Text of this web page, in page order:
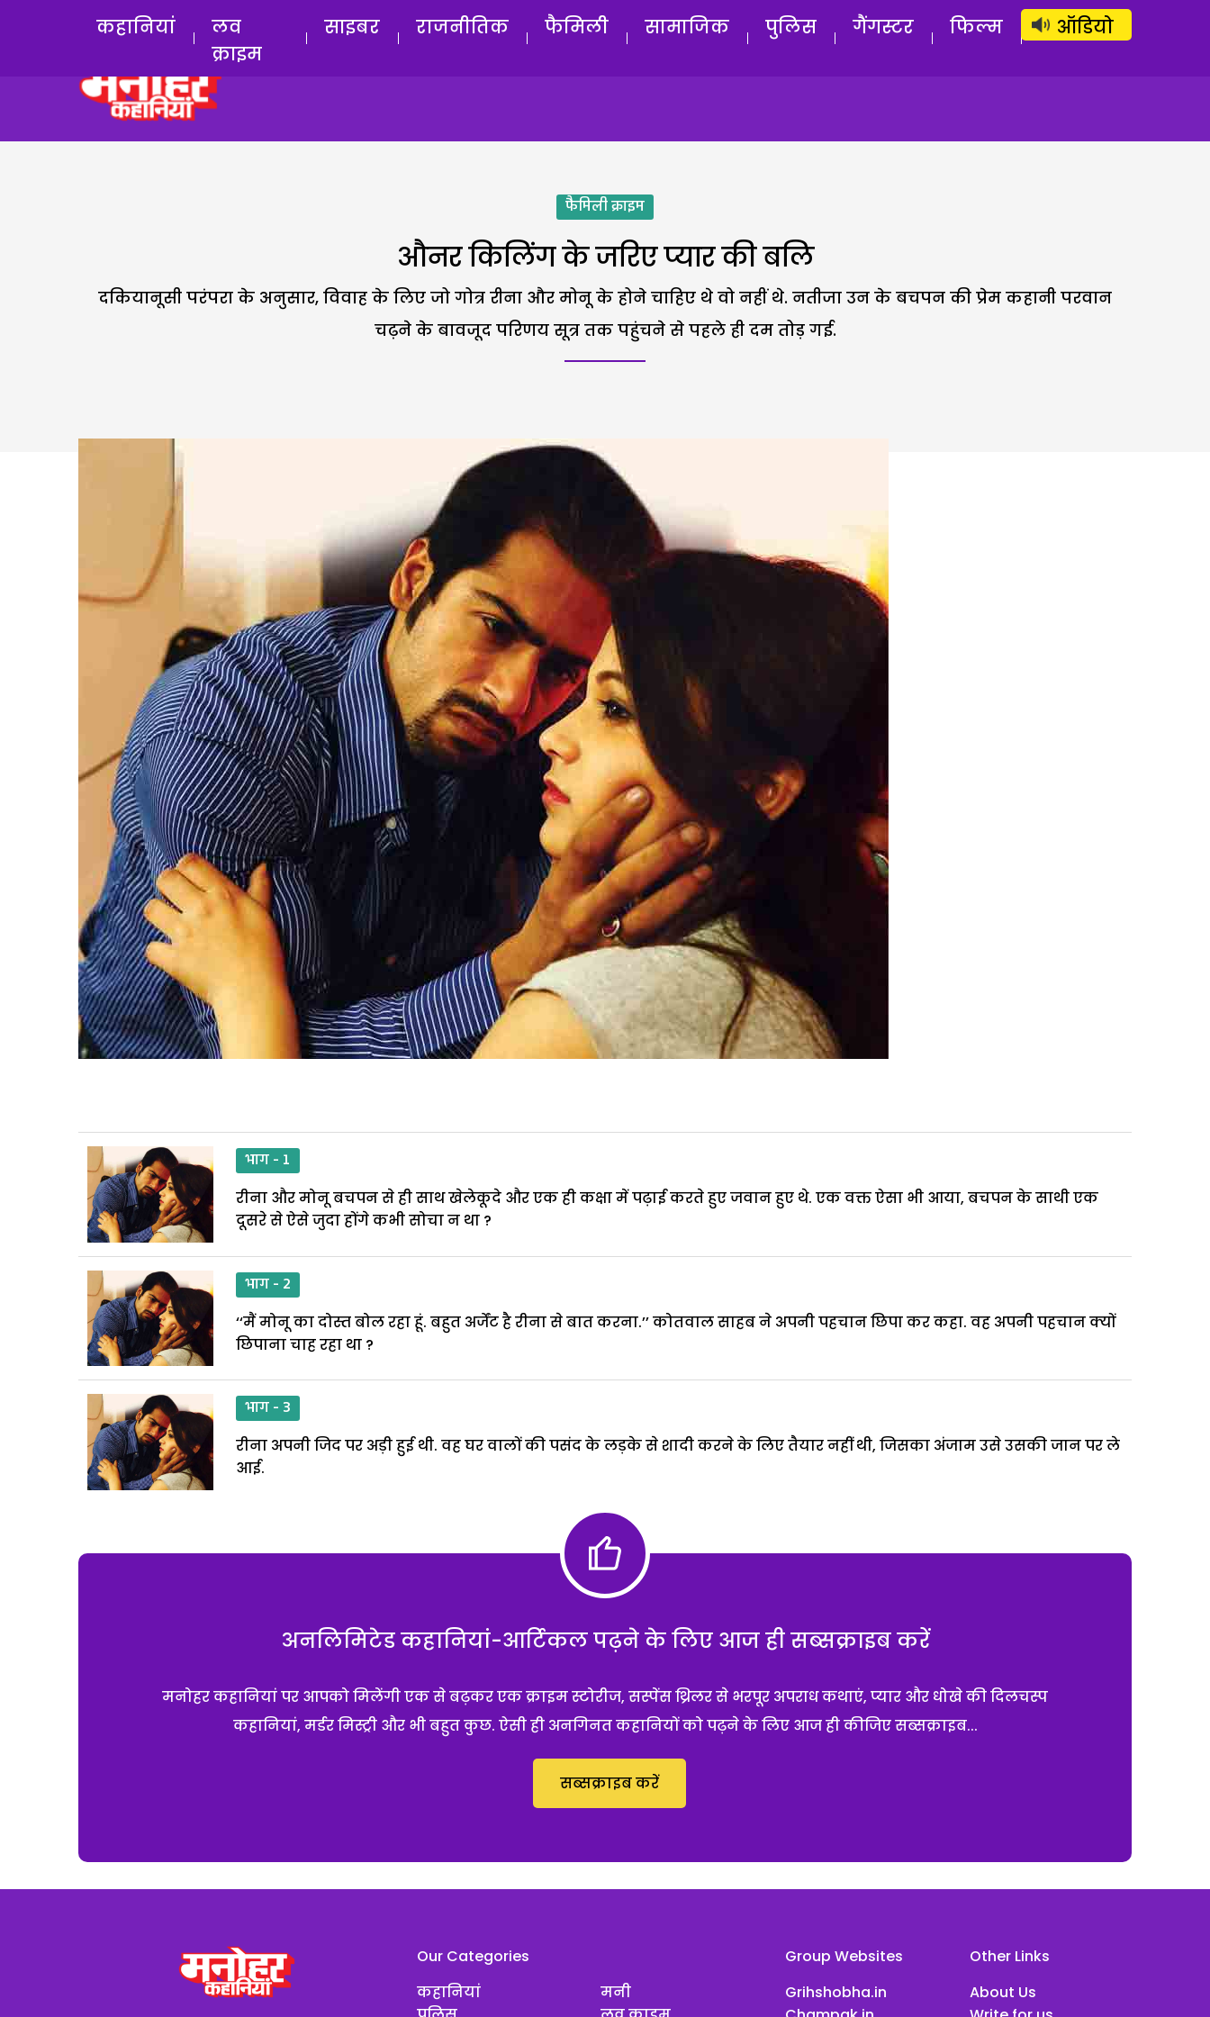
लॉग इन सब्सक्राइब करें
कहानियां
लव
क्राइम
साइबर राजनीतिक फैमिली सामाजिक पुलिस गैंगस्टर फिल्म ऑडियो
फैमिली क्राइम
औनर किलिंग के जरिए प्यार की बलि
दकियानूसी परंपरा के अनुसार, विवाह के लिए जो गोत्र रीना और मोनू के होने चाहिए थे वो नहीं थे. नतीजा उन के बचपन की प्रेम कहानी परवान
चढ़ने के बावजूद परिणय सूत्र तक पहुंचने से पहले ही दम तोड़ गई.
भाग - 1
रीना और मोनू बचपन से ही साथ खेलेकूदे और एक ही कक्षा में पढ़ाई करते हुए जवान हुए थे. एक वक्त ऐसा भी आया, बचपन के साथी एक
दूसरे से ऐसे जुदा होंगे कभी सोचा न था ?
भाग - 2
‘‘मैं मोनू का दोस्त बोल रहा हूं. बहुत अर्जेंट है रीना से बात करना.’’ कोतवाल साहब ने अपनी पहचान छिपा कर कहा. वह अपनी पहचान क्यों
छिपाना चाह रहा था ?
भाग - 3
रीना अपनी जिद पर अड़ी हुई थी. वह घर वालों की पसंद के लड़के से शादी करने के लिए तैयार नहीं थी, जिसका अंजाम उसे उसकी जान पर ले
आई.
अनलिमिटेड कहानियां-आर्टिकल पढ़ने के लिए आज ही सब्सक्राइब करें
मनोहर कहानियां पर आपको मिलेंगी एक से बढ़कर एक क्राइम स्टोरीज, सस्पेंस थ्रिलर से भरपूर अपराध कथाएं, प्यार और धोखे की दिलचस्प
कहानियां, मर्डर मिस्ट्री और भी बहुत कुछ. ऐसी ही अनगिनत कहानियों को पढ़ने के लिए आज ही कीजिए सब्सक्राइब...
सब्सक्राइब करें
Our Categories
कहानियां
मनी
Group Websites
Grihshobha.in
Other Links
About Us